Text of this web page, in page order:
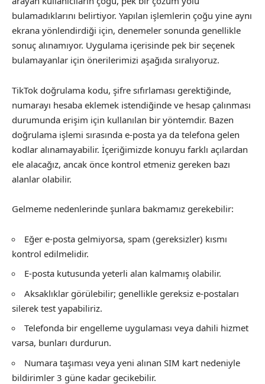
bulamadıklarını belirtiyor. Yapılan işlemlerin çoğu yine aynı
ekrana yönlendirdiği için, denemeler sonunda genellikle
sonuç alınamıyor. Uygulama içerisinde pek bir seçenek
bulamayanlar için önerilerimizi aşağıda sıralıyoruz.
TikTok doğrulama kodu, şifre sıfırlaması gerektiğinde,
numarayı hesaba eklemek istendiğinde ve hesap çalınması
durumunda erişim için kullanılan bir yöntemdir. Bazen
doğrulama işlemi sırasında e-posta ya da telefona gelen
kodlar alınamayabilir. İçeriğimizde konuyu farklı açılardan
ele alacağız, ancak önce kontrol etmeniz gereken bazı
alanlar olabilir.
Gelmeme nedenlerinde şunlara bakmamız gerekebilir:
Eğer e-posta gelmiyorsa, spam (gereksizler) kısmı
kontrol edilmelidir.
E-posta kutusunda yeterli alan kalmamış olabilir.
Aksaklıklar görülebilir; genellikle gereksiz e-postaları
silerek test yapabiliriz.
Telefonda bir engelleme uygulaması veya dahili hizmet
varsa, bunları durdurun.
Numara taşıması veya yeni alınan SIM kart nedeniyle
bildirimler 3 güne kadar gecikebilir.